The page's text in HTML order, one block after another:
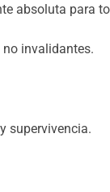
absoluta para
no invalidantes.
supervivencia.